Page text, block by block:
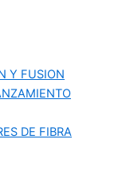
Y FUSION
DE FIBRA